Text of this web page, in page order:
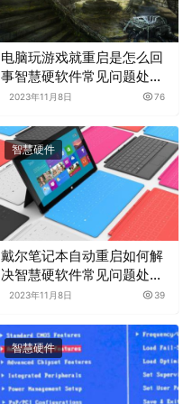
电脑玩游戏就重启是怎么回
事智慧硬软件常见问题处理
分享
2023年11月8日 76
智慧硬件
戴尔笔记本自动重启如何解
决智慧硬软件常见问题处理
分享
2023年11月8日 39
智慧硬件